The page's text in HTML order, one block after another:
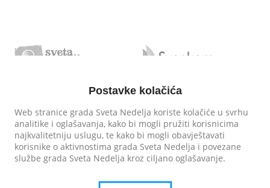
Postavke kolačića
Web stranice grada Sveta Nedelja koriste kolačiće u svrhu
analitike i oglašavanja, kako bi mogli pružiti korisnicima
najkvalitetniju uslugu, te kako bi mogli obavještavati
korisnike o aktivnostima grada Sveta Nedelja i povezane
službe grada Sveta Nedelja kroz ciljano oglašavanje.